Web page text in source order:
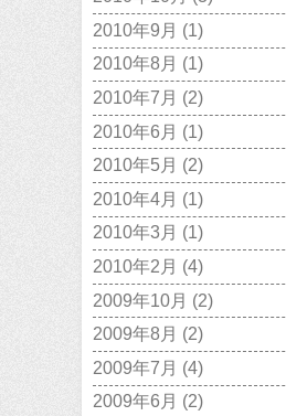
2010年9月 (1)
2010年8月 (1)
2010年7月 (2)
2010年6月 (1)
2010年5月 (2)
2010年4月 (1)
2010年3月 (1)
2010年2月 (4)
2009年10月 (2)
2009年8月 (2)
2009年7月 (4)
2009年6月 (2)